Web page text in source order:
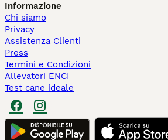
Informazione
Chi siamo
Privacy
Assistenza Clienti
Press
Termini e Condizioni
Allevatori ENCI
Test cane ideale